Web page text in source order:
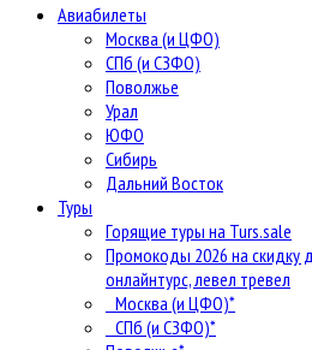
Авиабилеты
Москва (и ЦФО)
СПб (и СЗФО)
Поволжье
Урал
ЮФО
Сибирь
Дальний Восток
Туры
Горящие туры на Turs.sale
Промокоды 2026 на скидку
онлайнтурс, левел тревел
Москва (и ЦФО)*
СПб (и СЗФО)*